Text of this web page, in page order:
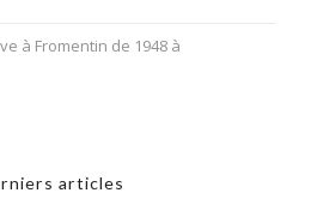
à Fromentin de 1948 à
articles